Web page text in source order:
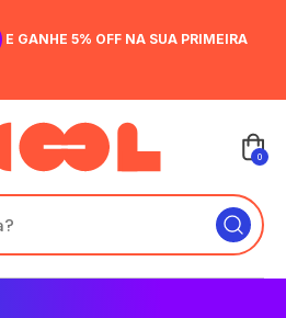
E GANHE 5% OFF NA SUA PRIMEIRA
0